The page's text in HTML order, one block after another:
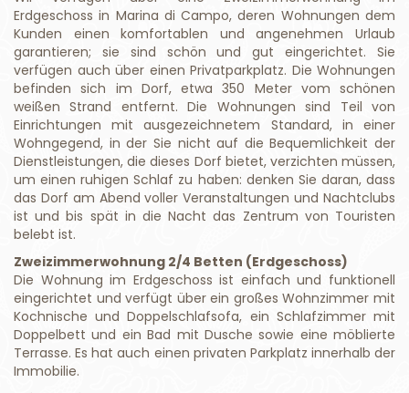
Erdgeschoss in Marina di Campo, deren Wohnungen dem
Kunden einen komfortablen und angenehmen Urlaub
garantieren; sie sind schön und gut eingerichtet. Sie
verfügen auch über einen Privatparkplatz. Die Wohnungen
befinden sich im Dorf, etwa 350 Meter vom schönen
weißen Strand entfernt. Die Wohnungen sind Teil von
Einrichtungen mit ausgezeichnetem Standard, in einer
Wohngegend, in der Sie nicht auf die Bequemlichkeit der
Dienstleistungen, die dieses Dorf bietet, verzichten müssen,
um einen ruhigen Schlaf zu haben: denken Sie daran, dass
das Dorf am Abend voller Veranstaltungen und Nachtclubs
ist und bis spät in die Nacht das Zentrum von Touristen
belebt ist.
Zweizimmerwohnung 2/4 Betten (Erdgeschoss)
Die Wohnung im Erdgeschoss ist einfach und funktionell
eingerichtet und verfügt über ein großes Wohnzimmer mit
Kochnische und Doppelschlafsofa, ein Schlafzimmer mit
Doppelbett und ein Bad mit Dusche sowie eine möblierte
Terrasse. Es hat auch einen privaten Parkplatz innerhalb der
Immobilie.